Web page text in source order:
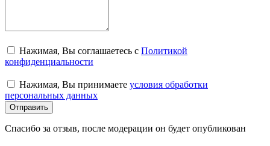
Нажимая, Вы соглашаетесь с Политикой
конфиденциальности
Нажимая, Вы принимаете условия обработки
персональных данных
Отправить
Спасибо за отзыв, после модерации он будет опубликован